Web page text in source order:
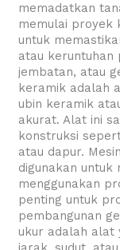
memadatkan
memulai proyek
untuk
atau keruntuhan
jembatan, atau
keramik adalah
ubin keramik
akurat. Alat ini
konstruksi
atau dapur.
digunakan untuk
menggunakan
penting untuk
pembangunan
ukur adalah alat